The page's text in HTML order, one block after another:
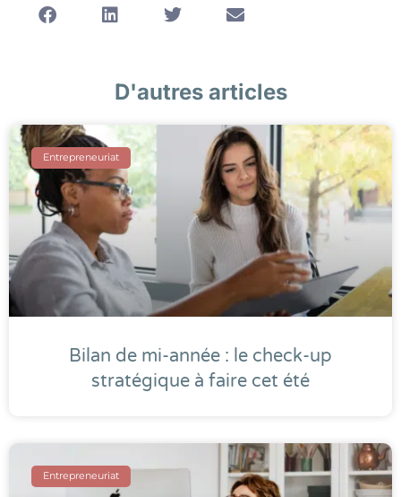
D'autres articles
Entrepreneuriat
Bilan de mi-année : le check-up
stratégique à faire cet été
Entrepreneuriat